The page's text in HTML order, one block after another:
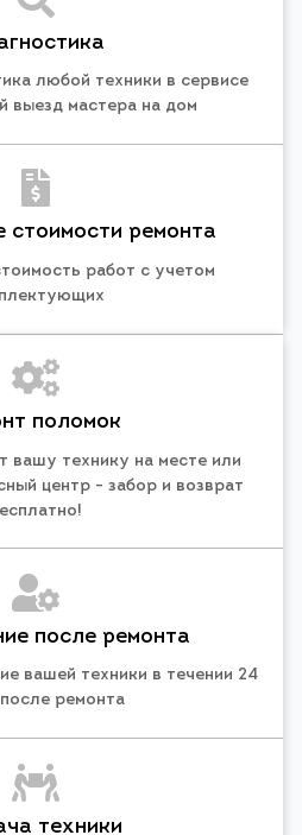
любой техники в сервисе
выезд мастера на дом
стоимости ремонта
работ с учетом
поломок
вашу технику на месте или
центр - забор и возврат
после ремонта
вашей техники в течении 24
ремонта
техники